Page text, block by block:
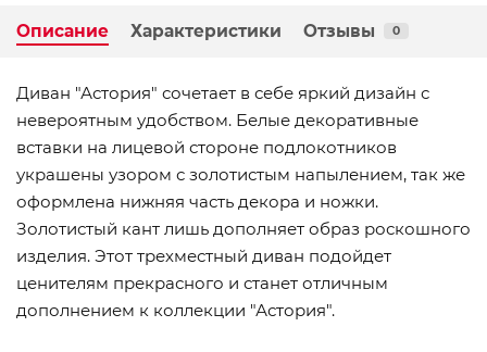
Описание Характеристики Отзывы 0
Диван "Астория" сочетает в себе яркий дизайн с
невероятным удобством. Белые декоративные
вставки на лицевой стороне подлокотников
украшены узором с золотистым напылением, так же
оформлена нижняя часть декора и ножки.
Золотистый кант лишь дополняет образ роскошного
изделия. Этот трехместный диван подойдет
ценителям прекрасного и станет отличным
дополнением к коллекции "Астория".